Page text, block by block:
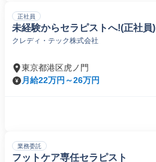
正社員
未経験からセラピストへ!(正社員)
クレディ・テック株式会社
東京都港区虎ノ門
月給22万円～26万円
業務委託
フットケア専任セラピスト